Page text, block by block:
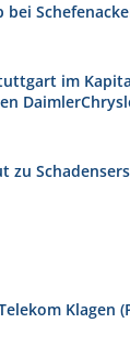
im
zu
Klagen